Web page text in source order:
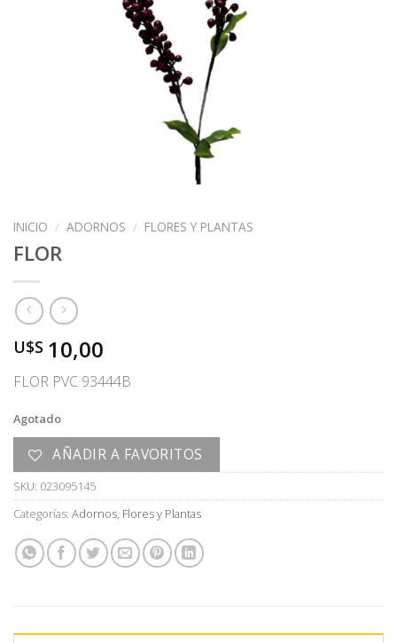
INICIO / ADORNOS / FLORES Y PLANTAS
FLOR
U$S 10,00
FLOR PVC 93444B
Agotado
AÑADIR A FAVORITOS
SKU: 023095145
Categorías: Adornos, Flores y Plantas